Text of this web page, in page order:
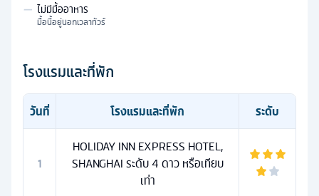
— ไม่มีมื้ออาหาร
มื้อนี้อยู่นอกเวลาทัวร์
โรงแรมและที่พัก
วันที่ โรงแรมและที่พัก ระดับ
1
HOLIDAY INN EXPRESS HOTEL,
SHANGHAI ระดับ 4 ดาว หรือเทียบ
เท่า